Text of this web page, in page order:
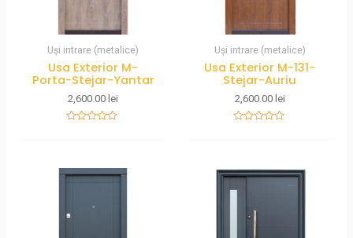
Uși intrare (metalice)
Usa Exterior M-
Porta-Stejar-Yantar
2,600.00 lei
5
Uși intrare (metalice)
Usa Exterior M-131-
Stejar-Auriu
2,600.00 lei
5